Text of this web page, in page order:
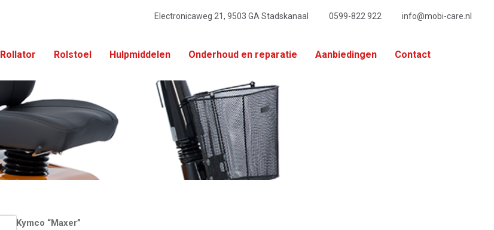
Electronicaweg 21, 9503 GA Stadskanaal 0599-822 922 info@mobi-care.nl
Rollator Rolstoel Hulpmiddelen Onderhoud en reparatie Aanbiedingen Contact
Kymco “Maxer”